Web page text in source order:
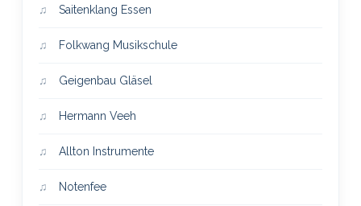
Saitenklang Essen
Folkwang Musikschule
Geigenbau Gläsel
Hermann Veeh
Allton Instrumente
Notenfee